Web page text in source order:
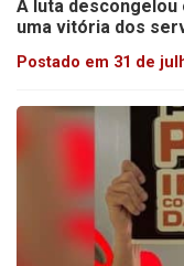
A luta descongelou
uma vitória dos
Postado em 31 de